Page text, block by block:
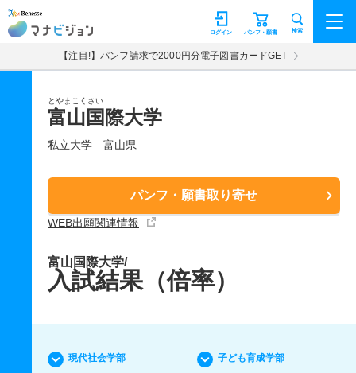
マナビジョン パンフ・願書
ログイン 検索
【注目!】パンフ請求で2000円分電子図書カードGET
とやまこくさい
富山国際大学
私立大学 富山県
パンフ・願書取り寄せ
WEB出願関連情報
富山国際大学/
入試結果（倍率）
現代社会学部 子ども育成学部